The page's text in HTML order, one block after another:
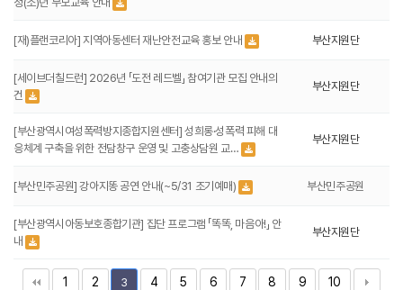
[재)플랜코리아] 지역아동센터 재난안전교육 홍보 안내 부산지원단
[세이브더칠드런] 2026년 「도전 레드벨」 참여기관 모집 안내의
건
부산지원단
[부산광역시여성폭력방지종합지원센터] 성희롱·성폭력 피해 대
응체계 구축을 위한 전담창구 운영 및 고충상담원 교…
부산지원단
[부산민주공원] 강아지똥 공연 안내(~5/31 조기예매) 부산민주공원
[부산광역시아동보호종합기관] 집단 프로그램 「똑똑, 마음아!」 안
내
부산지원단
1 2 3 4 5 6 7 8 9 10